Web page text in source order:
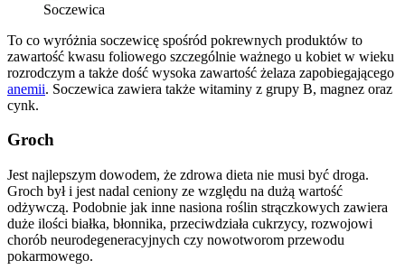
Soczewica
To co wyróżnia soczewicę spośród pokrewnych produktów to
zawartość kwasu foliowego szczególnie ważnego u kobiet w wieku
rozrodczym a także dość wysoka zawartość żelaza zapobiegającego
anemii. Soczewica zawiera także witaminy z grupy B, magnez oraz
cynk.
Groch
Jest najlepszym dowodem, że zdrowa dieta nie musi być droga.
Groch był i jest nadal ceniony ze względu na dużą wartość
odżywczą. Podobnie jak inne nasiona roślin strączkowych zawiera
duże ilości białka, błonnika, przeciwdziała cukrzycy, rozwojowi
chorób neurodegeneracyjnych czy nowotworom przewodu
pokarmowego.